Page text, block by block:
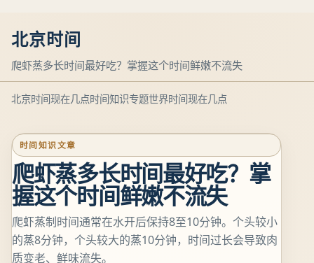
北京时间
爬虾蒸多长时间最好吃？掌握这个时间鲜嫩不流失
北京时间现在几点时间知识专题世界时间现在几点
时间知识文章
爬虾蒸多长时间最好吃？掌
握这个时间鲜嫩不流失
爬虾蒸制时间通常在水开后保持8至10分钟。个头较小
的蒸8分钟，个头较大的蒸10分钟，时间过长会导致肉
质变老、鲜味流失。